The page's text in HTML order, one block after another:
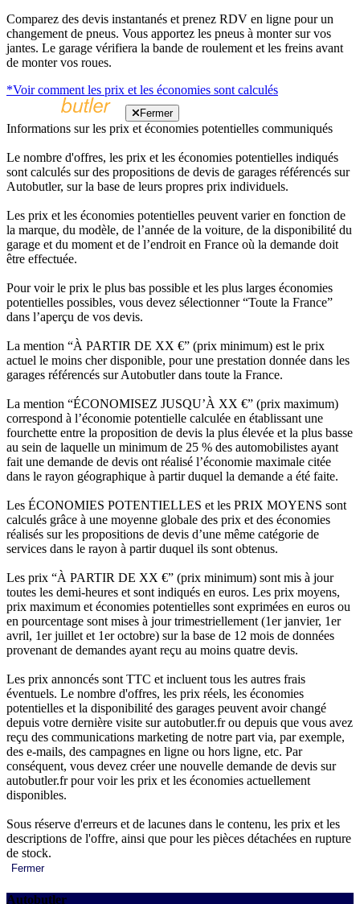
Comparez des devis instantanés et prenez RDV en ligne pour un
changement de pneus. Vous apportez les pneus à monter sur vos
jantes. Le garage vérifiera la bande de roulement et les freins avant
de monter vos roues.
*Voir comment les prix et les économies sont calculés
Fermer
Informations sur les prix et économies potentielles communiqués
Le nombre d'offres, les prix et les économies potentielles indiqués
sont calculés sur des propositions de devis de garages référencés sur
Autobutler, sur la base de leurs propres prix individuels.
Les prix et les économies potentielles peuvent varier en fonction de
la marque, du modèle, de l’année de la voiture, de la disponibilité du
garage et du moment et de l’endroit en France où la demande doit
être effectuée.
Pour voir le prix le plus bas possible et les plus larges économies
potentielles possibles, vous devez sélectionner “Toute la France”
dans l’aperçu de vos devis.
La mention “À PARTIR DE XX €” (prix minimum) est le prix
actuel le moins cher disponible, pour une prestation donnée dans les
garages référencés sur Autobutler dans toute la France.
La mention “ÉCONOMISEZ JUSQU’À XX €” (prix maximum)
correspond à l’économie potentielle calculée en établissant une
fourchette entre la proposition de devis la plus élevée et la plus basse
au sein de laquelle un minimum de 25 % des automobilistes ayant
fait une demande de devis ont réalisé l’économie maximale citée
dans le rayon géographique à partir duquel la demande a été faite.
Les ÉCONOMIES POTENTIELLES et les PRIX MOYENS sont
calculés grâce à une moyenne globale des prix et des économies
réalisés sur les propositions de devis d’une même catégorie de
services dans le rayon à partir duquel ils sont obtenus.
Les prix “À PARTIR DE XX €” (prix minimum) sont mis à jour
toutes les demi-heures et sont indiqués en euros. Les prix moyens,
prix maximum et économies potentielles sont exprimées en euros ou
en pourcentage sont mises à jour trimestriellement (1er janvier, 1er
avril, 1er juillet et 1er octobre) sur la base de 12 mois de données
provenant de demandes ayant reçu au moins quatre devis.
Les prix annoncés sont TTC et incluent tous les autres frais
éventuels. Le nombre d'offres, les prix réels, les économies
potentielles et la disponibilité des garages peuvent avoir changé
depuis votre dernière visite sur autobutler.fr ou depuis que vous avez
reçu des communications marketing de notre part via, par exemple,
des e-mails, des campagnes en ligne ou hors ligne, etc. Par
conséquent, vous devez créer une nouvelle demande de devis sur
autobutler.fr pour voir les prix et les économies actuellement
disponibles.
Sous réserve d'erreurs et de lacunes dans le contenu, les prix et les
descriptions de l'offre, ainsi que pour les pièces détachées en rupture
de stock.
Fermer
Autobutler